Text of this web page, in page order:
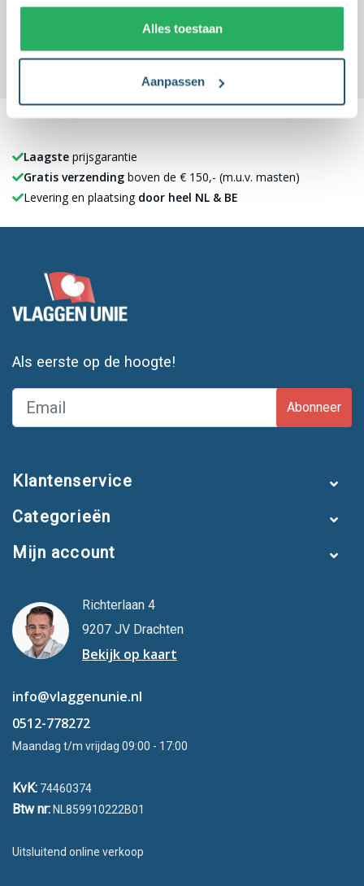
Alles toestaan
Aanpassen
Laagste prijsgarantie
Gratis verzending boven de € 150,- (m.u.v. masten)
Levering en plaatsing door heel NL & BE
Als eerste op de hoogte!
Abonneer
Klantenservice
Categorieën
Mijn account
Richterlaan 4
9207 JV Drachten
Bekijk op kaart
info@vlaggenunie.nl
0512-778272
Maandag t/m vrijdag 09:00 - 17:00
KvK: 74460374
Btw nr: NL859910222B01
Uitsluitend online verkoop